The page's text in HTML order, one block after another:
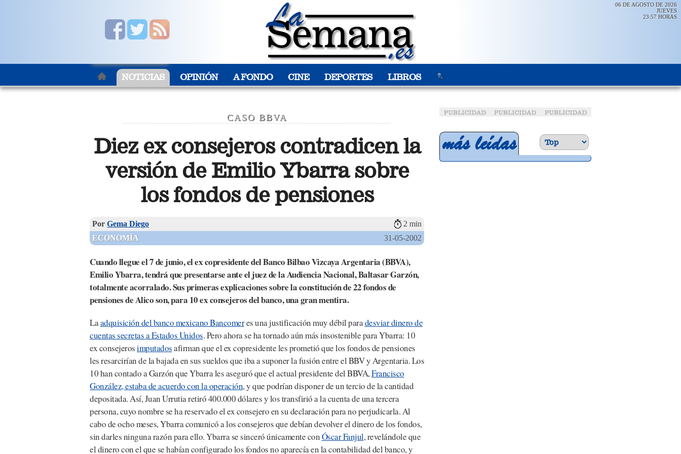
06 DE AGOSTO DE 2026
JUEVES
23:57 HORAS
NOTICIAS OPINIÓN A FONDO CINE DEPORTES LIBROS
CASO BBVA
Diez ex consejeros contradicen la
versión de Emilio Ybarra sobre
los fondos de pensiones
Por Gema Diego
2 min
ECONOMÍA
31-05-2002
Cuando llegue el 7 de junio, el ex copresidente del Banco Bilbao Vizcaya Argentaria (BBVA),
Emilio Ybarra, tendrá que presentarse ante el juez de la Audiencia Nacional, Baltasar Garzón,
totalmente acorralado. Sus primeras explicaciones sobre la constitución de 22 fondos de
pensiones de Alico son, para 10 ex consejeros del banco, una gran mentira.
Laadquisición del banco mexicano Bancomeres una justificación muy débil paradesviar dinero de
cuentas secretas a Estados Unidos. Pero ahora se ha tornado aún más insostenible para Ybarra: 10
ex consejerosimputadosafirman que el ex copresidente les prometió que los fondos de pensiones
les resarcirían de la bajada en sus sueldos que iba a suponer la fusión entre el BBV y Argentaria. Los
10 han contado a Garzón que Ybarra les aseguró que el actual presidente del BBVA,Francisco
González, estaba de acuerdo con la operación, y que podrían disponer de un tercio de la cantidad
depositada. Así, Juan Urrutia retiró 400.000 dólares y los transfirió a la cuenta de una tercera
persona, cuyo nombre se ha reservado el ex consejero en su declaración para no perjudicarla. Al
cabo de ocho meses, Ybarra comunicó a los consejeros que debían devolver el dinero de los fondos,
sin darles ninguna razón para ello. Ybarra se sinceró únicamente conÓscar Fanjul, revelándole que
el dinero con el que se habían configurado los fondos no aparecía en la contabilidad del banco, y